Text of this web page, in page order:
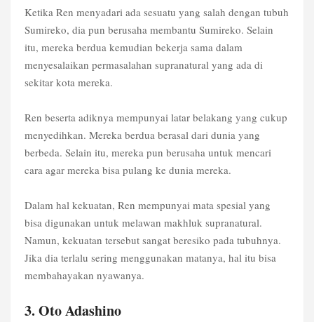
Ketika Ren menyadari ada sesuatu yang salah dengan tubuh
Sumireko, dia pun berusaha membantu Sumireko. Selain
itu, mereka berdua kemudian bekerja sama dalam
menyesalaikan permasalahan supranatural yang ada di
sekitar kota mereka.
Ren beserta adiknya mempunyai latar belakang yang cukup
menyedihkan. Mereka berdua berasal dari dunia yang
berbeda. Selain itu, mereka pun berusaha untuk mencari
cara agar mereka bisa pulang ke dunia mereka.
Dalam hal kekuatan, Ren mempunyai mata spesial yang
bisa digunakan untuk melawan makhluk supranatural.
Namun, kekuatan tersebut sangat beresiko pada tubuhnya.
Jika dia terlalu sering menggunakan matanya, hal itu bisa
membahayakan nyawanya.
3. Oto Adashino